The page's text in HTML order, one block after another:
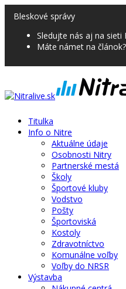
Bleskové správy
Sledujte nás aj na
Máte námet na
Titulka
Info o Nitre
Aktuálne údaje
Osobnosti Nitry
Partnerské mestá
Školy
Športové kluby
Vodstvo
Pošty
Športoviská
Kostoly
Zdravotníctvo
Komunálne voľby
Voľby do NRSR
Výstavba